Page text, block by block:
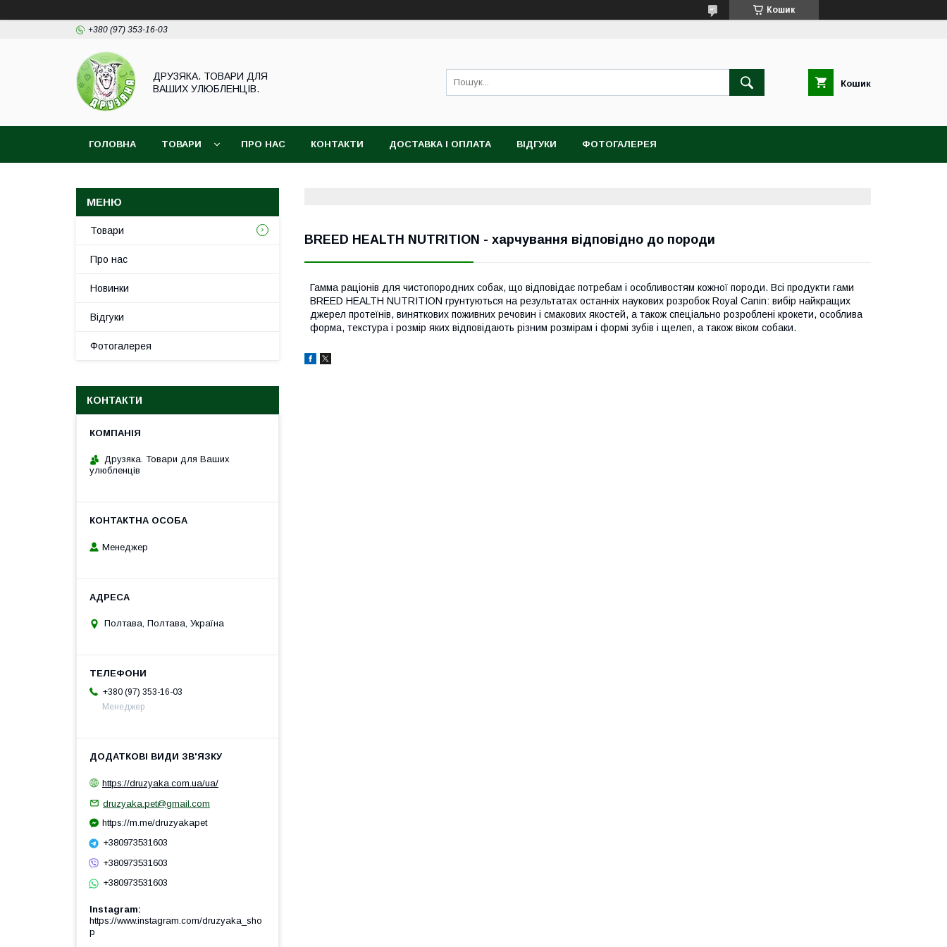
Кошик
+380 (97) 353-16-03
ДРУЗЯКА. ТОВАРИ ДЛЯ
ВАШИХ УЛЮБЛЕНЦІВ.
Кошик
ГОЛОВНА ТОВАРИ ПРО НАС КОНТАКТИ ДОСТАВКА І ОПЛАТА ВІДГУКИ ФОТОГАЛЕРЕЯ
BREED HEALTH NUTRITION - харчування відповідно до породи
Гамма раціонів для чистопородних собак, що відповідає потребам і особливостям кожної породи. Всі продукти гами
BREED HEALTH NUTRITION грунтуються на результатах останніх наукових розробок Royal Canin: вибір найкращих
джерел протеїнів, виняткових поживних речовин і смакових якостей, а також спеціально розроблені крокети, особлива
форма, текстура і розмір яких відповідають різним розмірам і формі зубів і щелеп, а також віком собаки.
Товари
Про нас
Новинки
Відгуки
Фотогалерея
КОНТАКТИ
Друзяка. Товари для Ваших
улюбленців
Менеджер
Полтава, Полтава, Україна
+380 (97) 353-16-03
Менеджер
https://druzyaka.com.ua/ua/
druzyaka.pet@gmail.com
https://m.me/druzyakapet
+380973531603
+380973531603
+380973531603
Instagram
https://www.instagram.com/druzyaka_sho
p